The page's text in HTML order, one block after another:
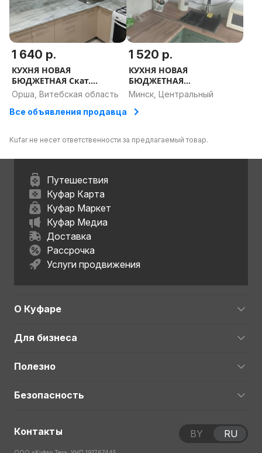
1 640 р.
КУХНЯ НОВАЯ
БЮДЖЕТНАЯ Скат.
РАССРОЧКА, ДОСТАВКА,
ПРОЕКТ В ПОДАРОК
Орша, Витебская область
1 520 р.
КУХНЯ НОВАЯ
БЮДЖЕТНАЯ
ФьюжнСтиль.
РАССРОЧКА, ДОСТАВКА,
ПРОЕКТ В ПОДАРОК
Минск, Центральный
Все объявления продавца
Kufar не несет ответственности за предлагаемый товар.
Путешествия
Куфар Карта
Куфар Маркет
Куфар Медиа
Доставка
Рассрочка
Услуги продвижения
О Куфаре
Для бизнеса
Полезно
Безопасность
Контакты BY RU